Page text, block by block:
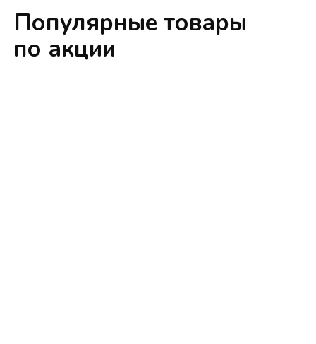
Популярные товары
по акции